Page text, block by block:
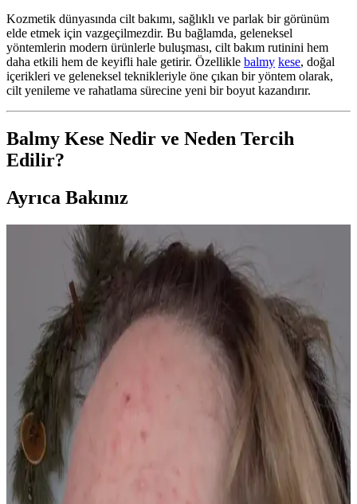
Kozmetik dünyasında cilt bakımı, sağlıklı ve parlak bir görünüm
elde etmek için vazgeçilmezdir. Bu bağlamda, geleneksel
yöntemlerin modern ürünlerle buluşması, cilt bakım rutinini hem
daha etkili hem de keyifli hale getirir. Özellikle balmy kese, doğal
içerikleri ve geleneksel teknikleriyle öne çıkan bir yöntem olarak,
cilt yenileme ve rahatlama sürecine yeni bir boyut kazandırır.
Balmy Kese Nedir ve Neden Tercih
Edilir?
Ayrıca Bakınız
Göz Altı Çöküklükleri: Nedenleri, Tedavi Yöntemleri
ve Bakım Önerileri
Göz altı çöküklükleri genetik ve yapısal nedenlerle ortaya çıkar.
Kozmetik ürünler görünümü iyileştirirken, dolgu ve cerrahi kalıcı
çözümler sunar. Bakım önerileri ile desteklenebilir.
Kaş İnceltme ve Şekillendirme: Doğal Görünüm İçin
Uygun Yöntemler ve Ürün Seçimi
Kaş inceltme ve şekillendirme konusunda doğal görünümü korumak
önemlidir. Hafif şekillendirme, doğru ürün seçimi ve profesyonel
destekle yüz hatları ön plana çıkarılabilir.
Erkekler İçin Feminen ve Çekici Görünüm Sağlayan
Makyaj ve Bakım Teknikleri